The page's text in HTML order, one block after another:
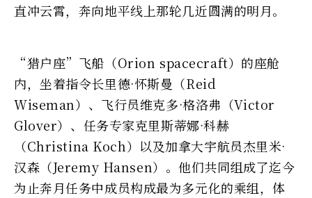
直冲云霄，奔向地平线上那轮几近圆满的明月。
“猎户座”飞船（Orion spacecraft）的座舱
内，坐着指令长里德·怀斯曼（Reid
Wiseman）、飞行员维克多·格洛弗（Victor
Glover）、任务专家克里斯蒂娜·科赫
（Christina Koch）以及加拿大宇航员杰里米·
汉森（Jeremy Hansen）。他们共同组成了迄今
为止奔月任务中成员构成最为多元化的乘组，体